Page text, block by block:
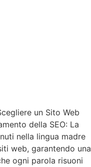
un Sito Web
della SEO: La
nella lingua madre
web, garantendo una
ogni parola risuoni